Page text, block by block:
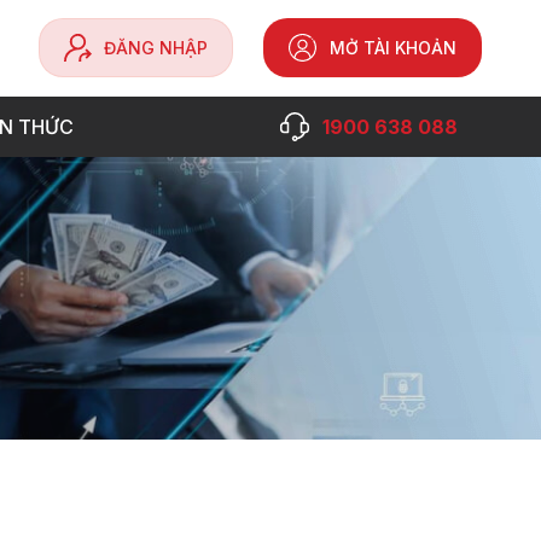
ĐĂNG NHẬP MỞ TÀI KHOẢN
THỨC 1900 638 088